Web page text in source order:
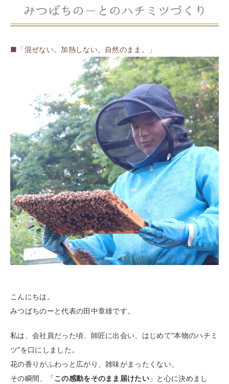
■「混ぜない。加熱しない。自然のまま。」
こんにちは。
みつばちのーと代表の田中章雄です。
私は、会社員だった頃、師匠に出会い、はじめて“本物のハチミ
ツ”を口にしました。
花の香りがふわっと広がり、雑味がまったくない。
その瞬間、「この感動をそのまま届けたい 」と心に決めまし